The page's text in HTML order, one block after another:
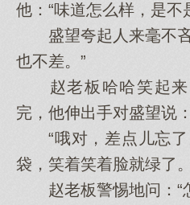
他：“味道怎么样，是不
盛望夸起人来毫不吝
也不差。”
赵老板哈哈笑起来
完，他伸出手对盛望说
“哦对，差点儿忘了
袋，笑着笑着脸就绿了。
赵老板警惕地问：“